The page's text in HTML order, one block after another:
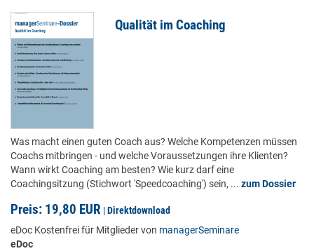
Qualität im Coaching
Was macht einen guten Coach aus? Welche Kompetenzen müssen
Coachs mitbringen - und welche Voraussetzungen ihre Klienten?
Wann wirkt Coaching am besten? Wie kurz darf eine
Coachingsitzung (Stichwort 'Speedcoaching') sein, ... zum Dossier
Preis: 19,80 EUR |Direktdownload
eDoc Kostenfrei für Mitglieder von managerSeminare
eDoc